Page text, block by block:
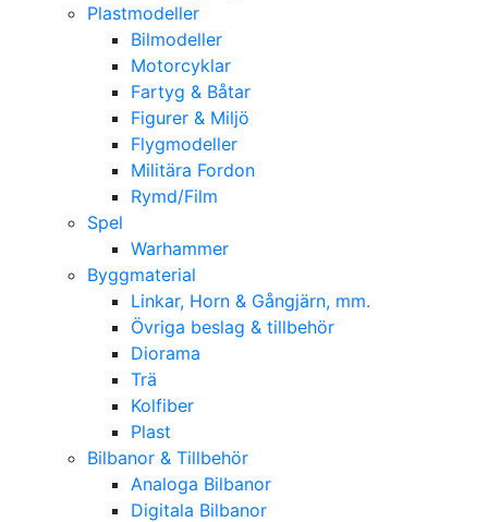
Plastmodeller
Bilmodeller
Motorcyklar
Fartyg & Båtar
Figurer & Miljö
Flygmodeller
Militära Fordon
Rymd/Film
Spel
Warhammer
Byggmaterial
Linkar, Horn & Gångjärn, mm.
Övriga beslag & tillbehör
Diorama
Trä
Kolfiber
Plast
Bilbanor & Tillbehör
Analoga Bilbanor
Digitala Bilbanor